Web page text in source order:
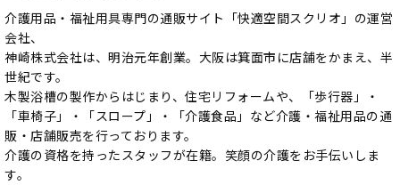
介護用品・福祉用具専門の通販サイト「快適空間スクリオ」の運営
会社、
神崎株式会社は、明治元年創業。大阪は箕面市に店舗をかまえ、半
世紀です。
木製浴槽の製作からはじまり、住宅リフォームや、「歩行器」・
「車椅子」・「スロープ」・「介護食品」など介護・福祉用品の通
販・店舗販売を行っております。
介護の資格を持ったスタッフが在籍。笑顔の介護をお手伝いしま
す。